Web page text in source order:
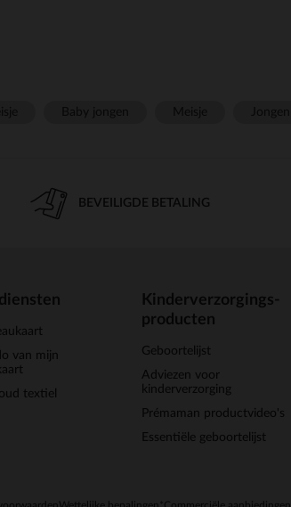
BEVEILIGDE BETALING
van mijn
textiel
Kinderverzorgings-
producten
Geboortelijst
Adviezen voor
kinderverzorging
Prémaman productvideo's
Essentiële geboortelijst